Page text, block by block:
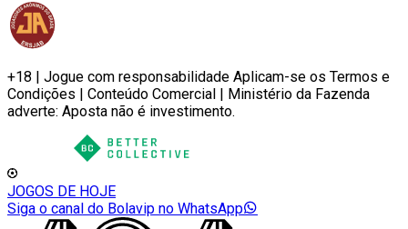
+18 | Jogue com responsabilidade Aplicam-se os Termos e
Condições | Conteúdo Comercial | Ministério da Fazenda
adverte: Aposta não é investimento.
JOGOS DE HOJE
Siga o canal do Bolavip no WhatsApp